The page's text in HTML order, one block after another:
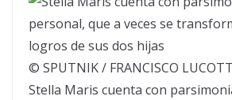
© SPUTNIK / FRANCISCO
Stella Maris cuenta con